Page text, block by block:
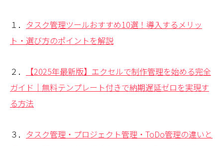
１． タスク管理ツールおすすめ10選！導入するメリッ
ト・選び方のポイントを解説
２．
【2025年最新版】エクセルで制作管理を始める完全
ガイド｜無料テンプレート付きで納期遅延ゼロを実現す
る方法
３． タスク管理・プロジェクト管理・ToDo管理の違いと